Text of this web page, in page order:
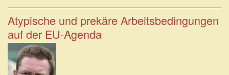
Polarisierung
in
Deutschland
durch
Hartz-
Reformen
Atypische und prekäre Arbeitsbedingungen
auf der EU-Agenda